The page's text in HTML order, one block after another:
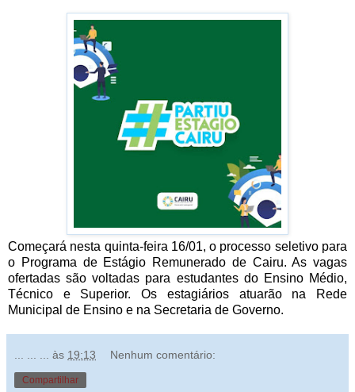
Começará nesta quinta-feira 16/01, o processo seletivo para
o Programa de Estágio Remunerado de Cairu. As vagas
ofertadas são voltadas para estudantes do Ensino Médio,
Técnico e Superior. Os estagiários atuarão na Rede
Municipal de Ensino e na Secretaria de Governo.
... ... ... às 19:13 Nenhum comentário:
Compartilhar